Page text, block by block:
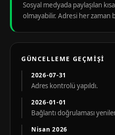
Sosyal medyada paylaşılan
olmayabilir. Adresi her zaman
GÜNCELLEME GEÇMIŞI
2026-07-31
Adres kontrolü yapıldı.
2026-01-01
Bağlantı doğrulaması
Nisan 2026